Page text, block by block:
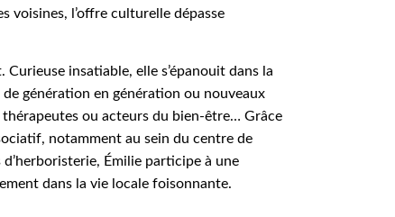
voisines, l’offre culturelle dépasse
insatiable, elle s’épanouit dans la
génération en génération ou nouveaux
ou acteurs du bien-être… Grâce
notamment au sein du centre de
Émilie participe à une
dans la vie locale foisonnante.